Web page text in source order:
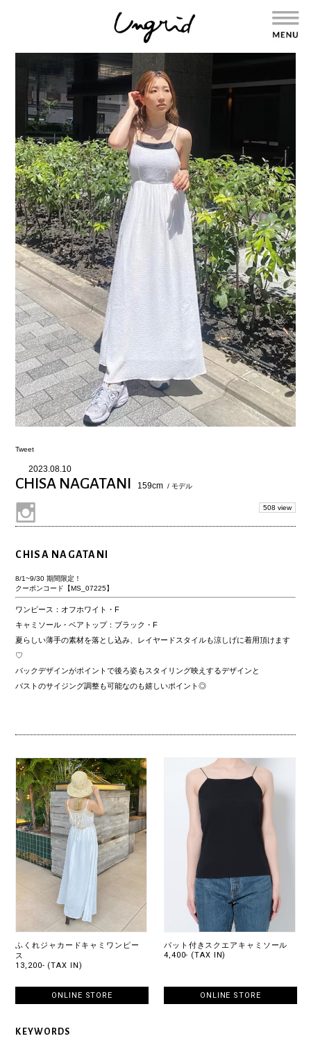
Tweet
2023.08.10
CHISA NAGATANI 159cm / モデル
508 view
CHISA NAGATANI
8/1~9/30 期間限定！
クーポンコード【MS_07225】
ワンピース：オフホワイト・F
キャミソール・ベアトップ：ブラック・F
夏らしい薄手の素材を落とし込み、レイヤードスタイルも涼しげに着用頂けます
♡
バックデザインがポイントで後ろ姿もスタイリング映えするデザインと
バストのサイジング調整も可能なのも嬉しいポイント◎
ふくれジャカードキャミワンピー
ス
13,200- (TAX IN)
ONLINE STORE
パット付きスクエアキャミソール
4,400- (TAX IN)
ONLINE STORE
KEYWORDS